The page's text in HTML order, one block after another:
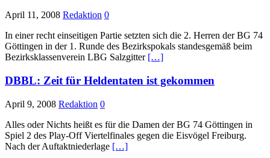
April 11, 2008 Redaktion 0
In einer recht einseitigen Partie setzten sich die 2. Herren der BG 74
Göttingen in der 1. Runde des Bezirkspokals standesgemäß beim
Bezirksklassenverein LBG Salzgitter […]
DBBL: Zeit für Heldentaten ist gekommen
April 9, 2008 Redaktion 0
Alles oder Nichts heißt es für die Damen der BG 74 Göttingen in
Spiel 2 des Play-Off Viertelfinales gegen die Eisvögel Freiburg.
Nach der Auftaktniederlage […]